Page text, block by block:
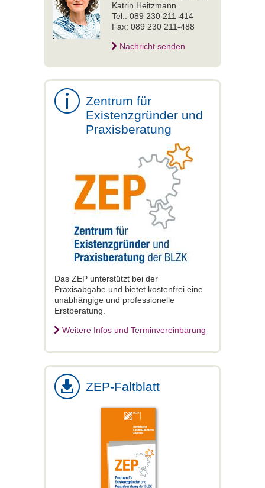
Katrin Heitzmann
Tel.: 089 230 211-414
Fax: 089 230 211-488
Nachricht senden
Zentrum für
Existenzgründer und
Praxisberatung
Das ZEP unterstützt bei der
Praxisabgabe und bietet kostenfrei eine
unabhängige und professionelle
Erstberatung.
Weitere Infos und Terminvereinbarung
ZEP-Faltblatt